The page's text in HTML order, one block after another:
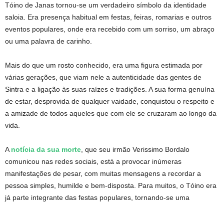
Tóino de Janas tornou-se um verdadeiro símbolo da identidade
saloia. Era presença habitual em festas, feiras, romarias e outros
eventos populares, onde era recebido com um sorriso, um abraço
ou uma palavra de carinho.
Mais do que um rosto conhecido, era uma figura estimada por
várias gerações, que viam nele a autenticidade das gentes de
Sintra e a ligação às suas raízes e tradições. A sua forma genuína
de estar, desprovida de qualquer vaidade, conquistou o respeito e
a amizade de todos aqueles que com ele se cruzaram ao longo da
vida.
A notícia da sua morte , que seu irmão Verissimo Bordalo
comunicou nas redes sociais, está a provocar inúmeras
manifestações de pesar, com muitas mensagens a recordar a
pessoa simples, humilde e bem-disposta. Para muitos, o Tóino era
já parte integrante das festas populares, tornando-se uma